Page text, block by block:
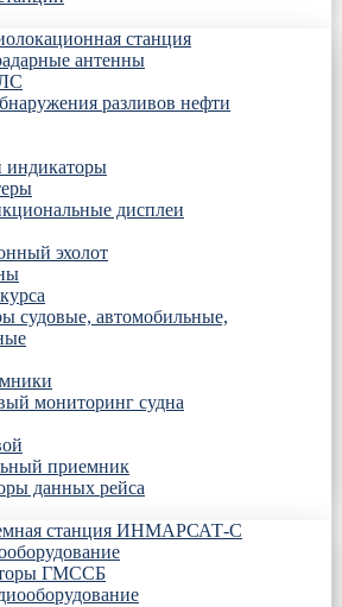
станция
антенны
разливов нефти
индикаторы
дисплеи
эхолот
судовые, автомобильные,
мониторинг судна
приемник
данных рейса
станция ИНМАРСАТ-С
ГМССБ